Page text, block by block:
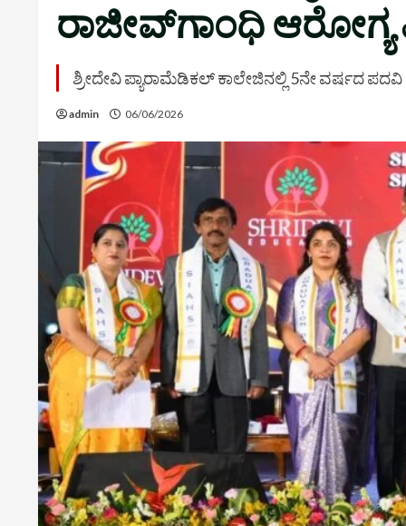
ರಾಜೀವ್‌ಗಾಂಧಿ ಆರೋಗ್ಯ
ಶ್ರೀದೇವಿ ಪ್ಯಾರಾಮೆಡಿಕಲ್ ಕಾಲೇಜಿನಲ್ಲಿ 5ನೇ ವರ್ಷದ
admin 06/06/2026